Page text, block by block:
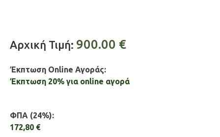
Αρχική Τιμή: 900.00 €
Έκπτωση Online Αγοράς:
Έκπτωση 20% για online αγορά
ΦΠΑ (24%):
172,80 €